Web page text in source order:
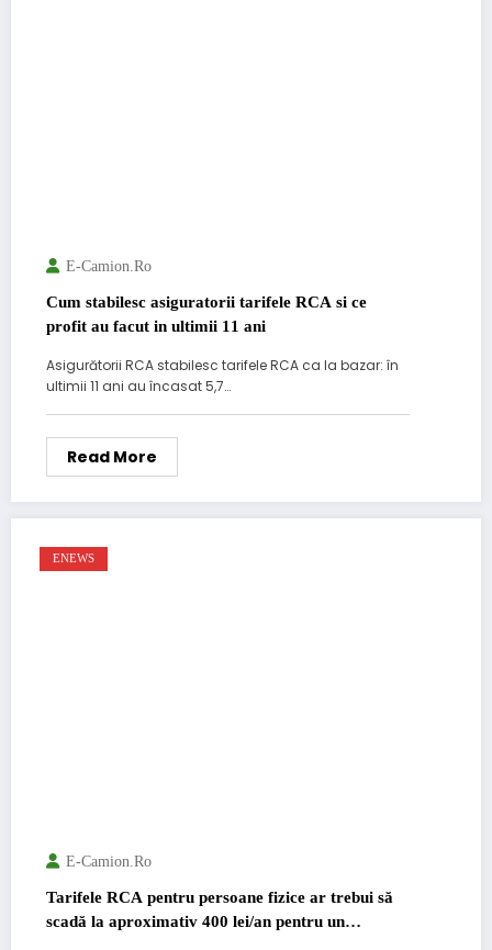
E-Camion.ro
Cum stabilesc asiguratorii tarifele RCA si ce
profit au facut in ultimii 11 ani
Asigurătorii RCA stabilesc tarifele RCA ca la bazar: în
ultimii 11 ani au încasat 5,7…
Read More
ENEWS
E-Camion.ro
Tarifele RCA pentru persoane fizice ar trebui să
scadă la aproximativ 400 lei/an pentru un